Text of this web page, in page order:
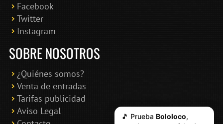
Facebook
Twitter
Instagram
SOBRE NOSOTROS
¿Quiénes somos?
Venta de entradas
Tarifas publicidad
Aviso Legal
🎵 Prueba Bololoco,